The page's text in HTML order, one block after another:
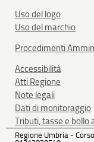
Uso del logo
Uso del marchio
Procedimenti
Accessibilità
Atti Regione
Note legali
Dati di monitoraggio
Tributi, tasse e bollo
Regione Umbria -